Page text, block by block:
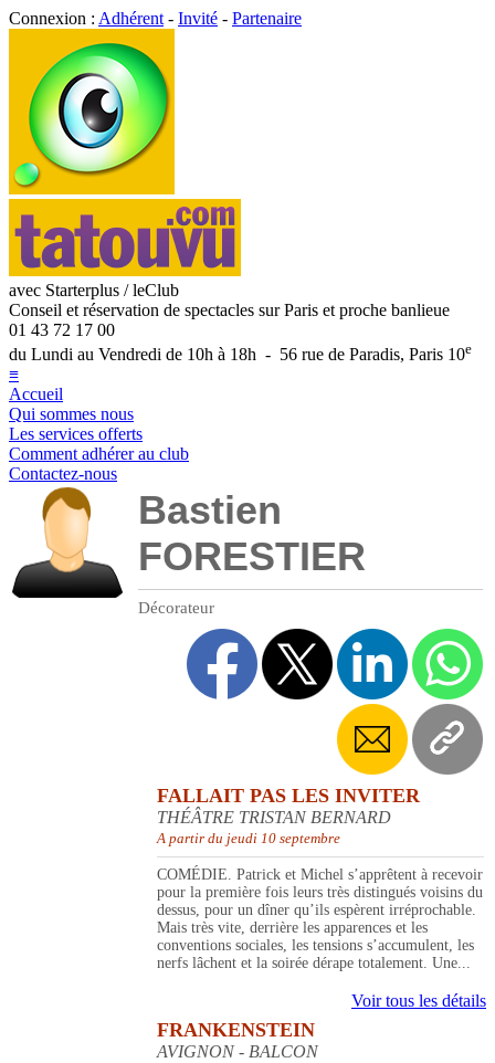
Connexion : Adhérent - Invité - Partenaire
avec Starterplus / leClub
Conseil et réservation de spectacles sur Paris et proche banlieue
01 43 72 17 00
du Lundi au Vendredi de 10h à 18h - 56 rue de Paradis, Paris 10e
≡
Accueil
Qui sommes nous
Les services offerts
Comment adhérer au club
Contactez-nous
Bastien
FORESTIER
Décorateur
FALLAIT PAS LES INVITER
THÉÂTRE TRISTAN BERNARD
A partir du jeudi 10 septembre
COMÉDIE. Patrick et Michel s’apprêtent à recevoir
pour la première fois leurs très distingués voisins du
dessus, pour un dîner qu’ils espèrent irréprochable.
Mais très vite, derrière les apparences et les
conventions sociales, les tensions s’accumulent, les
nerfs lâchent et la soirée dérape totalement. Une...
Voir tous les détails
FRANKENSTEIN
AVIGNON - BALCON